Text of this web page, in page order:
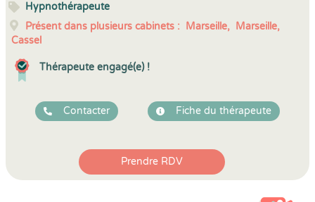
Hypnothérapeute
Présent dans plusieurs cabinets : Marseille, Marseille,
Cassel
Thérapeute engagé(e) !
Contacter Fiche du thérapeute
Prendre RDV